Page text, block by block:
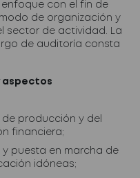
con el fin de
de organización y
sector de actividad. La
de auditoría consta
aspectos
de producción y del
financiera;
y puesta en marcha de
idóneas;